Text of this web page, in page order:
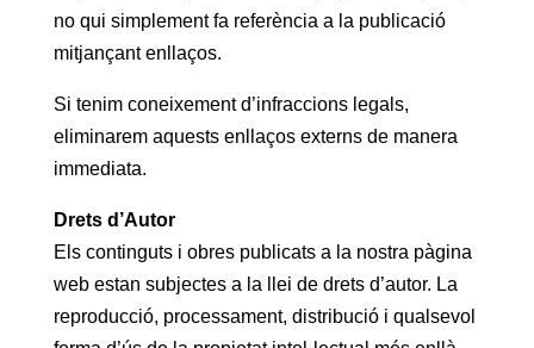
no qui simplement fa referència a la publicació
mitjançant enllaços.
Si tenim coneixement d’infraccions legals,
eliminarem aquests enllaços externs de manera
immediata.
Drets d’Autor
Els continguts i obres publicats a la nostra pàgina
web estan subjectes a la llei de drets d’autor. La
reproducció, processament, distribució i qualsevol